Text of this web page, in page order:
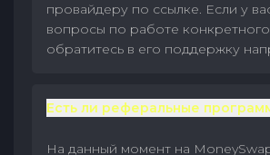
провайдеру по ссылке. Если у
вопросы по работе
обратитесь в его поддержку
Есть ли реферальные
На данный момент на